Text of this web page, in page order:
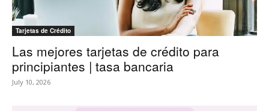
Tarjetas de Crédito
Las mejores tarjetas de crédito para
principiantes | tasa bancaria
July 10, 2026